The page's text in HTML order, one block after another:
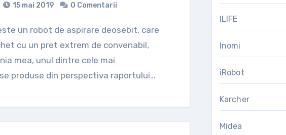
15 mai 2019 0 Comentarii
cu un pret extrem de convenabil,
mea, unul dintre cele mai
produse din perspectiva raportului…
ILIFE
Inomi
iRobot
Karcher
Midea